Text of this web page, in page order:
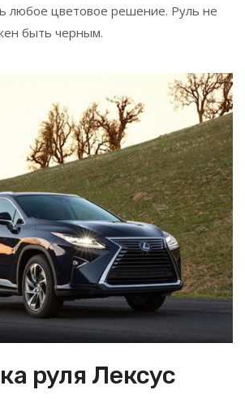
любое цветовое решение. Руль не
быть черным.
руля Лексус